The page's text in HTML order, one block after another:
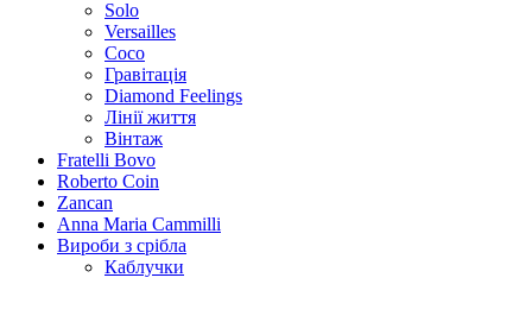
Solo
Versailles
Coco
Гравітація
Diamond Feelings
Лінії життя
Вінтаж
Fratelli Bovo
Roberto Coin
Zancan
Anna Maria Cammilli
Вироби з срібла
Каблучки